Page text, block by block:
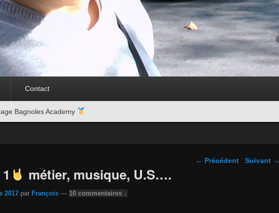
Contact
Bagnoles Academy
Navigation dans les
← Précédent Suivant →
métier, musique, U.S….
2017 par François — 10 commentaires ↓